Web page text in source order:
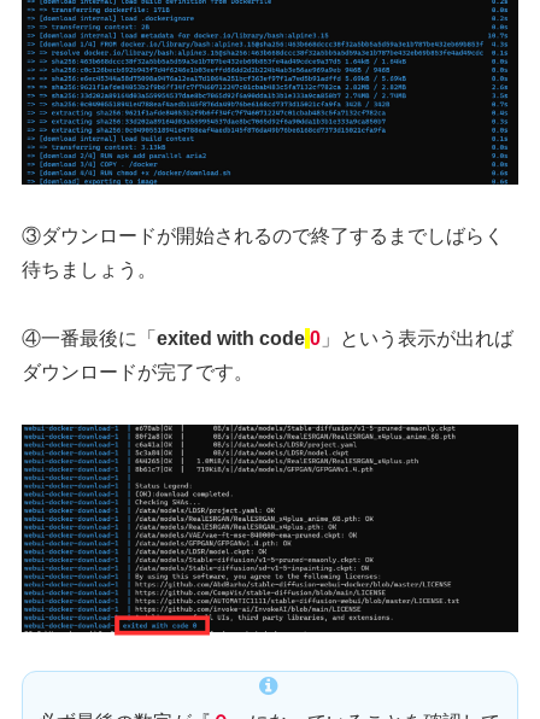
③ダウンロードが開始されるので終了するまでしばらく
待ちましょう。
④一番最後に「exited with code 0 」という表示が出れば
ダウンロードが完了です。